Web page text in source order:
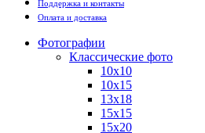
Поддержка и контакты
Оплата и доставка
Фотографии
Классические фото
10х10
10х15
13х18
15х15
15х20